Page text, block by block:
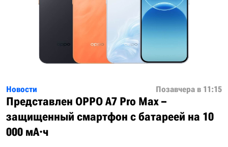
Новости Позавчера в 11:15
Представлен OPPO A7 Pro Max –
защищенный смартфон с батареей на 10
000 мА·ч